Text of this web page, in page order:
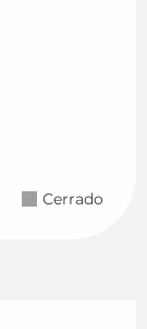
Cerrado